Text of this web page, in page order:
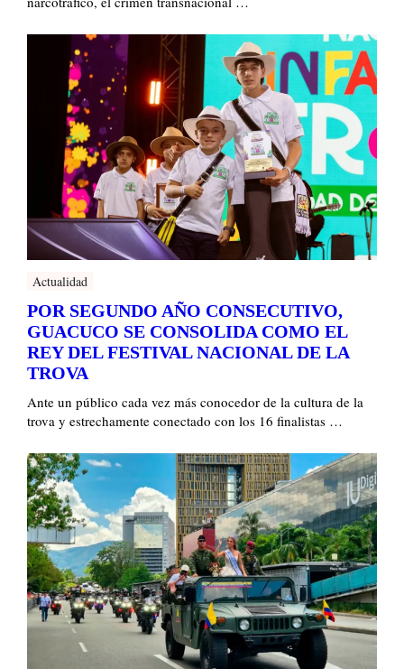
Actualidad
POR SEGUNDO AÑO CONSECUTIVO,
GUACUCO SE CONSOLIDA COMO EL
REY DEL FESTIVAL NACIONAL DE LA
TROVA
Ante un público cada vez más conocedor de la cultura de la
trova y estrechamente conectado con los 16 finalistas …